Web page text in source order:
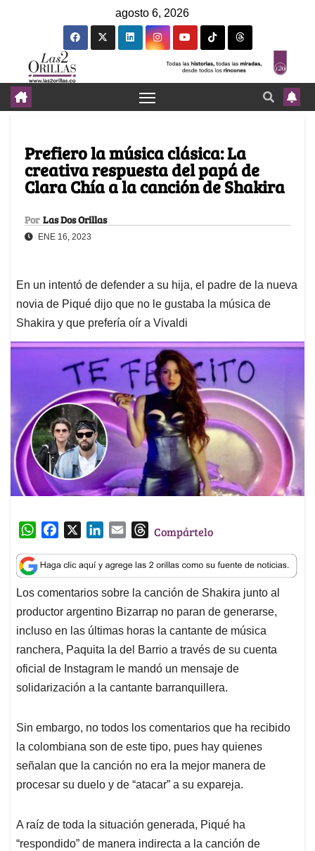
agosto 6, 2026
Prefiero la música clásica: La
creativa respuesta del papá de
Clara Chía a la canción de Shakira
Por Las Dos Orillas
ENE 16, 2023
En un intentó de defender a su hija, el padre de la nueva
novia de Piqué dijo que no le gustaba la música de
Shakira y que prefería oír a Vivaldi
W
a
t
s
A
p
p
c
e
b
o
o
k
n
k
e
d
I
n
a
i
l
T
r
e
a
d
s
Compártelo
Los comentarios sobre la canción de Shakira junto al
productor argentino Bizarrap no paran de generarse,
incluso en las últimas horas la cantante de música
ranchera, Paquita la del Barrio a través de su cuenta
oficial de Instagram le mandó un mensaje de
solidarización a la cantante barranquillera.
Sin embargo, no todos los comentarios que ha recibido
la colombiana son de este tipo, pues hay quienes
señalan que la canción no era la mejor manera de
procesar su duelo y de “atacar” a su expareja.
A raíz de toda la situación generada, Piqué ha
“respondido” de manera indirecta a la canción de